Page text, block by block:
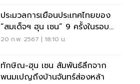
ประมวลการเยือนประเทศไทยของ
“สมเด็จฯ ฮุน เซน” 9 ครั้งในรอบ
23 ปี
20 ก.พ. 2567 | 18:10 น.
ทักษิณ-ฮุน เซน สัมพันธ์ลึกจาก
พนมเปญถึงบ้านจันทร์ส่องหล้า